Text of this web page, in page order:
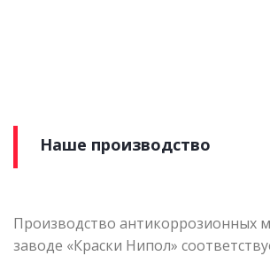
Наше производство
Производство антикоррозионных
заводе «Краски Нипол»